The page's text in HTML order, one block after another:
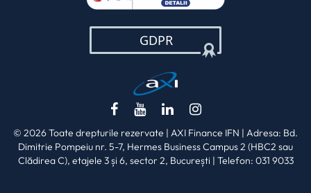
(opens in a new tab)
(opens in a new tab)
(opens in a new tab)
(opens in a new
© 2026 Toate drepturile rezervate | AXI Finance IFN | Adresa: Bd.
Dimitrie Pompeiu nr. 5-7, Hermes Business Campus 2 (HBC2 sau
Clădirea C), etajele 3 și 6, sector 2, București | Telefon: 031 9033